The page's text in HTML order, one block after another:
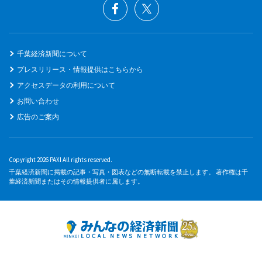
千葉経済新聞について
プレスリリース・情報提供はこちらから
アクセスデータの利用について
お問い合わせ
広告のご案内
Copyright 2026 PAXI All rights reserved.
千葉経済新聞に掲載の記事・写真・図表などの無断転載を禁止します。 著作権は千
葉経済新聞またはその情報提供者に属します。